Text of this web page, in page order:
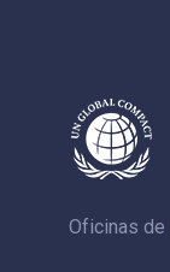
Oficinas de